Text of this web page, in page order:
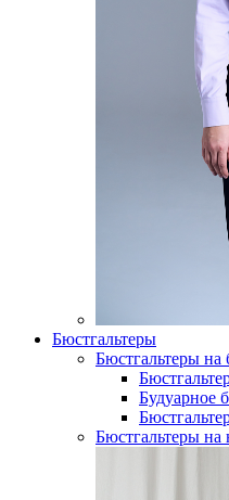
Бюстгальтеры
Бюстгальтеры
Будуарное
Бюстгальтеры